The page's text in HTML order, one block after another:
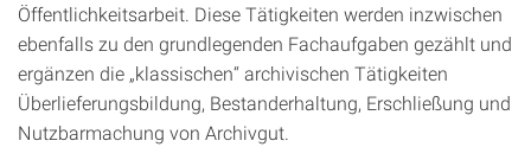
Öffentlichkeitsarbeit. Diese Tätigkeiten werden inzwischen
ebenfalls zu den grundlegenden Fachaufgaben gezählt und
ergänzen die „klassischen“ archivischen Tätigkeiten
Überlieferungsbildung, Bestanderhaltung, Erschließung und
Nutzbarmachung von Archivgut.